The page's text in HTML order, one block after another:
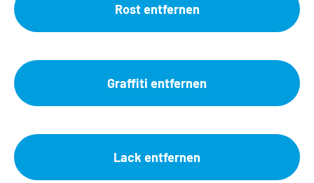
Rost entfernen
Graffiti entfernen
Lack entfernen